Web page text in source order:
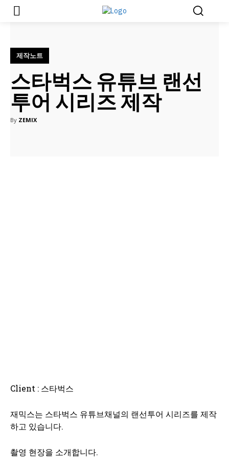
제작노트
스타벅스 유튜브 랜선
투어 시리즈 제작
By ZEMIX
Client : 스타벅스
재믹스는 스타벅스 유튜브채널의 랜선투어 시리즈를 제작
하고 있습니다.
촬영 현장을 소개합니다.